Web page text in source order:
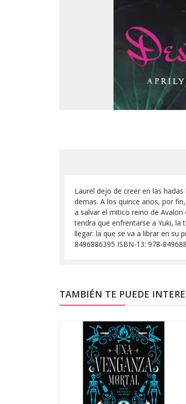
Laurel dejo de creer en las
demas. A los quince anos, por
a salvar el mitico reino de
tendra que enfrentarse a Yuki,
llegar: la que se va a librar en su
8496886395 ISBN-13: 978-
TAMBIÉN TE PUEDE